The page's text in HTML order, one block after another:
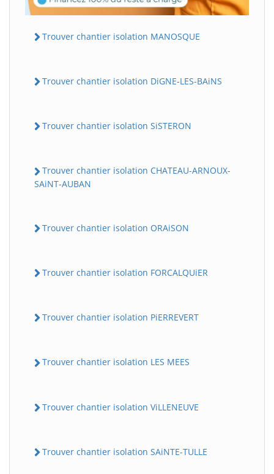
Trouver chantier isolation MANOSQUE
Trouver chantier isolation DiGNE-LES-BAiNS
Trouver chantier isolation SiSTERON
Trouver chantier isolation CHATEAU-ARNOUX-
SAiNT-AUBAN
Trouver chantier isolation ORAiSON
Trouver chantier isolation FORCALQUiER
Trouver chantier isolation PiERREVERT
Trouver chantier isolation LES MEES
Trouver chantier isolation ViLLENEUVE
Trouver chantier isolation SAiNTE-TULLE